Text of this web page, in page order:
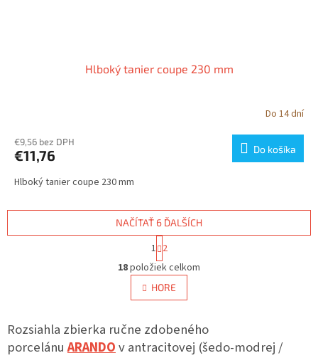
Hlboký tanier coupe 230 mm
Do 14 dní
€9,56 bez DPH
€11,76 Do košíka
Hlboký tanier coupe 230 mm
O
v
l
á
a
c
NAČÍTAŤ 6 ĎALŠÍCH
S
t
r
á
n
k
v
a
n
1 2
18položiek celkom
HORE
Rozsiahla zbierka ručne zdobeného
porcelánuARANDOv antracitovej (šedo-modrej /